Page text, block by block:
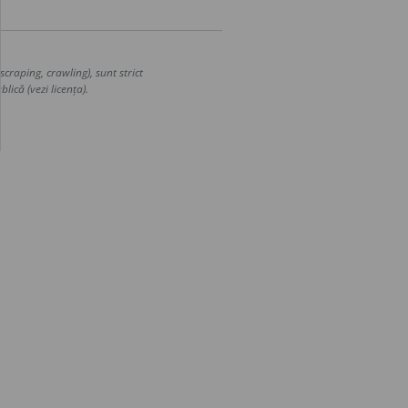
crawling), sunt strict
(vezi licența).